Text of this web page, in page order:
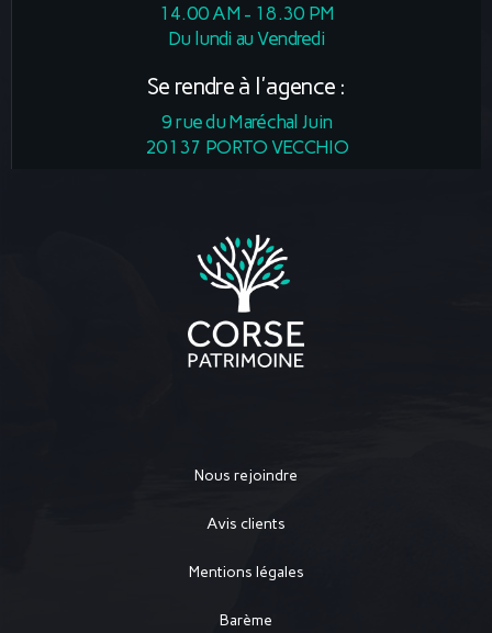
14.00 AM - 18.30 PM
Du lundi au Vendredi
Se rendre à l'agence :
9 rue du Maréchal Juin
20137 PORTO VECCHIO
Nous rejoindre
Avis clients
Mentions légales
Barème